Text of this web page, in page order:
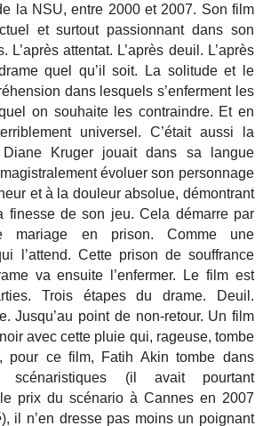
la NSU, entre 2000 et 2007. Son film
et surtout passionnant dans son
L’après attentat. L’après deuil. L’après
quel qu’il soit. La solitude et le
dans lesquels s’enferment les
on souhaite les contraindre. Et en
universel. C’était aussi la
Kruger jouait dans sa langue
évoluer son personnage
et à la douleur absolue, démontrant
finesse de son jeu. Cela démarre par
mariage en prison. Comme une
l’attend. Cette prison de souffrance
va ensuite l’enfermer. Le film est
Trois étapes du drame. Deuil.
Jusqu’au point de non-retour. Un film
avec cette pluie qui, rageuse, tombe
pour ce film, Fatih Akin tombe dans
scénaristiques (il avait pourtant
prix du scénario à Cannes en 2007
), il n’en dresse pas moins un poignant